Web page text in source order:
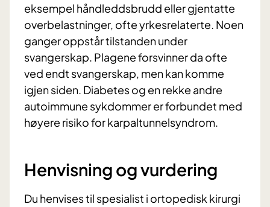
eksempel håndleddsbrudd eller gjentatte
overbelastninger, ofte yrkesrelaterte. Noen
ganger oppstår tilstanden under
svangerskap. Plagene forsvinner da ofte
ved endt svangerskap, men kan komme
igjen siden. Diabetes og en rekke andre
autoimmune sykdommer er forbundet med
høyere risiko for karpaltunnelsyndrom.
Henvisning og vurdering
Du henvises til spesialist i ortopedisk kirurgi